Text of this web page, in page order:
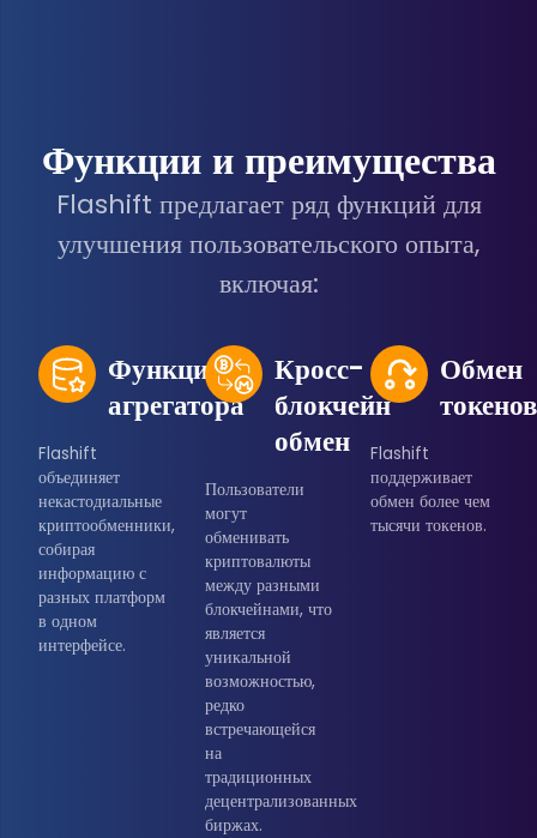
Функции и преимущества
Flashift предлагает ряд функций для
улучшения пользовательского опыта,
включая:
Функция
агрегатора
Flashift
объединяет
некастодиальные
криптообменники,
собирая
информацию с
разных платформ
в одном
интерфейсе.
Кросс-
блокчейн
обмен
Пользователи
могут
обменивать
криптовалюты
между разными
блокчейнами, что
является
уникальной
возможностью,
редко
встречающейся
на
традиционных
децентрализованных
биржах.
Обмен
токенов
Flashift
поддерживает
обмен более чем
тысячи токенов.